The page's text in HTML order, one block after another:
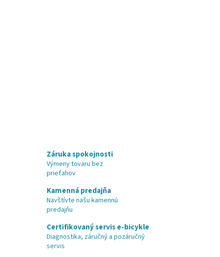
Záruka spokojnosti
Výmeny tovaru bez
prieťahov
Kamenná predajňa
Navštívte našu kamennú
predajňu
Certifikovaný servis e-bicykle
Diagnostika, záručný a pozáručný
servis